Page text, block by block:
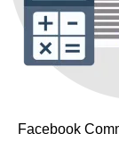
Facebook